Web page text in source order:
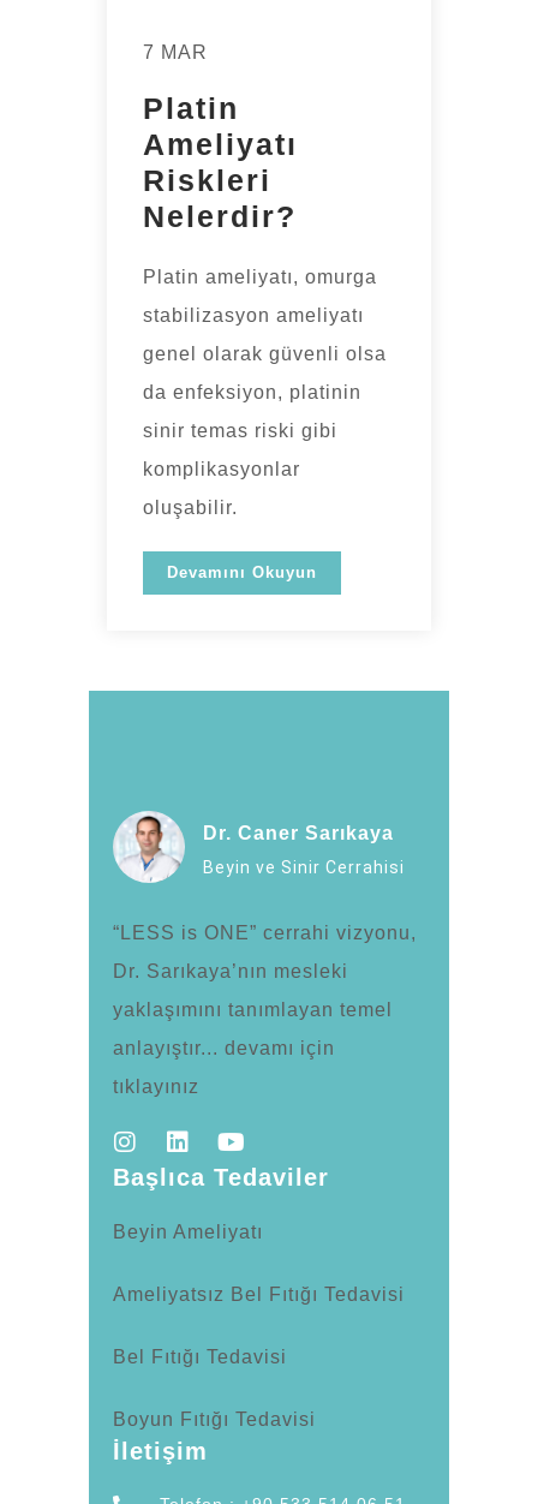
7 MAR
Platin
Ameliyatı
Riskleri
Nelerdir?
Platin ameliyatı, omurga
stabilizasyon ameliyatı
genel olarak güvenli olsa
da enfeksiyon, platinin
sinir temas riski gibi
komplikasyonlar
oluşabilir.
Devamını Okuyun
Dr. Caner Sarıkaya
Beyin ve Sinir Cerrahisi
“LESS is ONE” cerrahi vizyonu,
Dr. Sarıkaya’nın mesleki
yaklaşımını tanımlayan temel
anlayıştır... devamı için
tıklayınız
Başlıca Tedaviler
Beyin Ameliyatı
Ameliyatsız Bel Fıtığı Tedavisi
Bel Fıtığı Tedavisi
Boyun Fıtığı Tedavisi
İletişim